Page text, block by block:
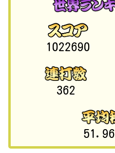
1022690
362
51.96